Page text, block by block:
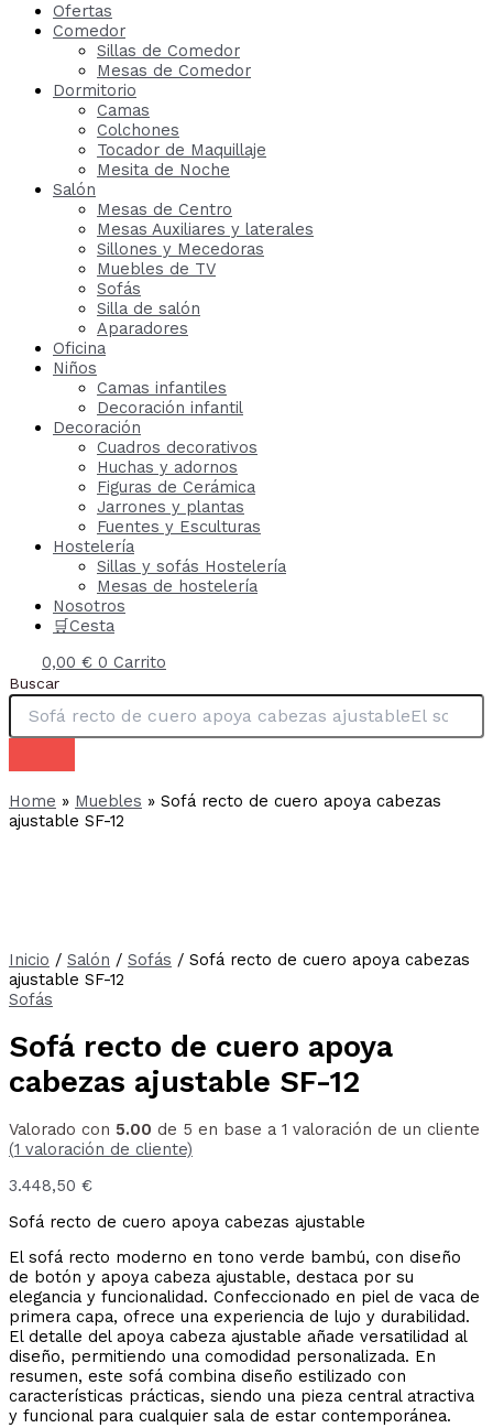
Ofertas
Comedor
Sillas de Comedor
Mesas de Comedor
Dormitorio
Camas
Colchones
Tocador de Maquillaje
Mesita de Noche
Salón
Mesas de Centro
Mesas Auxiliares y laterales
Sillones y Mecedoras
Muebles de TV
Sofás
Silla de salón
Aparadores
Oficina
Niños
Camas infantiles
Decoración infantil
Decoración
Cuadros decorativos
Huchas y adornos
Figuras de Cerámica
Jarrones y plantas
Fuentes y Esculturas
Hostelería
Sillas y sofás Hostelería
Mesas de hostelería
Nosotros
🛒Cesta
0,00 € 0 Carrito
Buscar
Home » Muebles » Sofá recto de cuero apoya cabezas
ajustable SF-12
Inicio / Salón / Sofás / Sofá recto de cuero apoya cabezas
ajustable SF-12
Sofás
Sofá recto de cuero apoya
cabezas ajustable SF-12
Valorado con 5.00 de 5 en base a 1 valoración de un cliente
(1 valoración de cliente)
3.448,50 €
Sofá recto de cuero apoya cabezas ajustable
El sofá recto moderno en tono verde bambú, con diseño
de botón y apoya cabeza ajustable, destaca por su
elegancia y funcionalidad. Confeccionado en piel de vaca de
primera capa, ofrece una experiencia de lujo y durabilidad.
El detalle del apoya cabeza ajustable añade versatilidad al
diseño, permitiendo una comodidad personalizada. En
resumen, este sofá combina diseño estilizado con
características prácticas, siendo una pieza central atractiva
y funcional para cualquier sala de estar contemporánea.